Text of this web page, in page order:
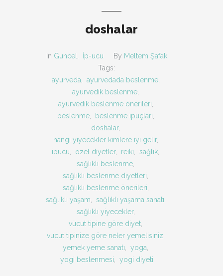
doshalar
In Güncel İp-ucu By Meltem Şafak
Tags:
ayurveda
ayurvedada beslenme,
ayurvedik beslenme
ayurvedik beslenme önerileri
beslenme, beslenme ipuçları
doshalar,
hangi yiyecekler kimlere iyi gelir,
ipucu
özel diyetler, reiki sağlık
sağlıklı beslenme
sağlıklı beslenme diyetleri
sağlıklı beslenme önerileri
sağlıklı yaşam
sağlıklı yaşama sanatı
sağlıklı yiyecekler,
vücut tipine göre diyet
vücut tipinize göre neler yemelisiniz
yemek yeme sanatı
yoga
yogi beslenmesi
yogi diyeti